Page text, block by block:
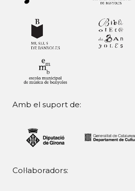
Amb el suport de:
Col·laboradors: